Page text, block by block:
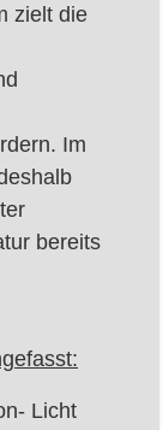
zielt die
Im
bereits
Licht